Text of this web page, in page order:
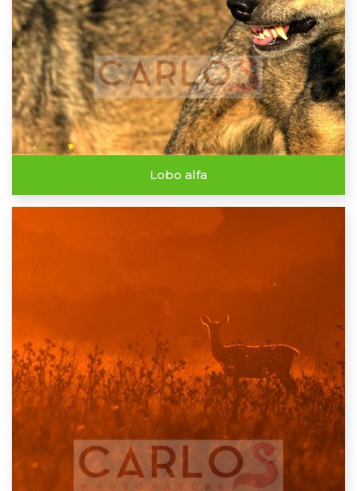
Lobo alfa